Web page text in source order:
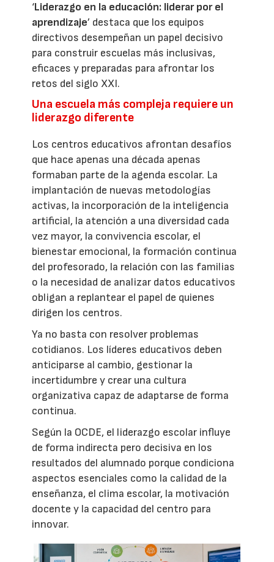
‘Liderazgo en la educación: liderar por el
aprendizaje’ destaca que los equipos
directivos desempeñan un papel decisivo
para construir escuelas más inclusivas,
eficaces y preparadas para afrontar los
retos del siglo XXI.
Una escuela más compleja requiere un
liderazgo diferente
Los centros educativos afrontan desafíos
que hace apenas una década apenas
formaban parte de la agenda escolar. La
implantación de nuevas metodologías
activas, la incorporación de la inteligencia
artificial, la atención a una diversidad cada
vez mayor, la convivencia escolar, el
bienestar emocional, la formación continua
del profesorado, la relación con las familias
o la necesidad de analizar datos educativos
obligan a replantear el papel de quienes
dirigen los centros.
Ya no basta con resolver problemas
cotidianos. Los líderes educativos deben
anticiparse al cambio, gestionar la
incertidumbre y crear una cultura
organizativa capaz de adaptarse de forma
continua.
Según la OCDE, el liderazgo escolar influye
de forma indirecta pero decisiva en los
resultados del alumnado porque condiciona
aspectos esenciales como la calidad de la
enseñanza, el clima escolar, la motivación
docente y la capacidad del centro para
innovar.